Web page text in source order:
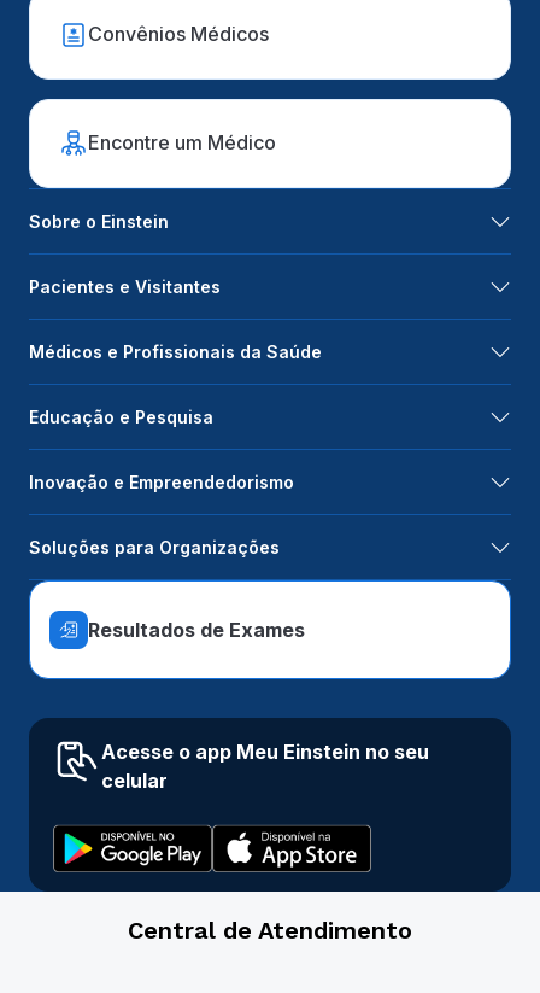
Convênios Médicos
Encontre um Médico
Sobre o Einstein
Pacientes e Visitantes
Médicos e Profissionais da Saúde
Educação e Pesquisa
Inovação e Empreendedorismo
Soluções para Organizações
Resultados de Exames
Acesse o app Meu Einstein no seu
celular
Central de Atendimento